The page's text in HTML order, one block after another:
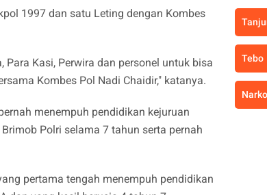
1997 dan satu Leting dengan Kombes
Kasi, Perwira dan personel untuk bisa
Kombes Pol Nadi Chaidir," katanya.
menempuh pendidikan kejuruan
Polri selama 7 tahun serta pernah
pertama tengah menempuh pendidikan
Tebo